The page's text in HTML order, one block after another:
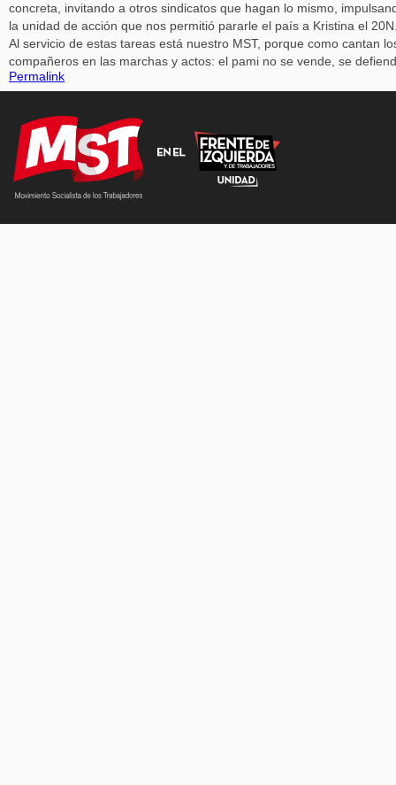
concreta, invitando a otros sindicatos que hagan lo mismo,
la unidad de acción que nos permitió pararle el país a Kristina el
Al servicio de estas tareas está nuestro MST, porque como cantan
compañeros en las marchas y actos: el pami no se vende, se
Permalink